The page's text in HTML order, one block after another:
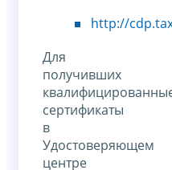
http://
Для
получивших
сертификаты
в
Удостоверяющем
центре